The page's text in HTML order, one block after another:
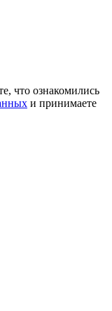
что ознакомились
и принимаете